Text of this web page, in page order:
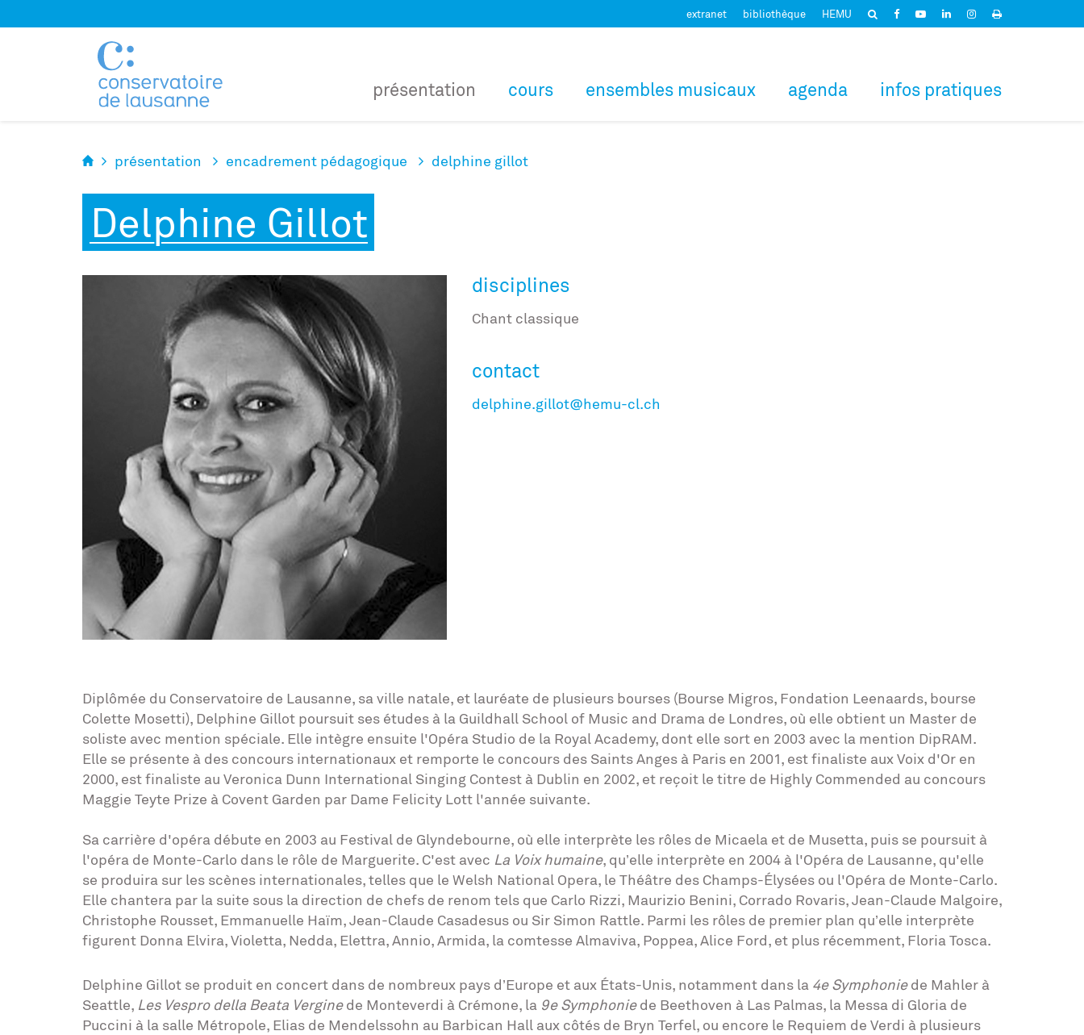
extranet bibliothèque HEMU
présentation cours ensembles musicaux agenda infos pratiques
présentation encadrement pédagogique delphine gillot
Delphine Gillot
disciplines
Chant classique
contact
delphine.gillot@hemu-cl.ch
Diplômée du Conservatoire de Lausanne, sa ville natale, et lauréate de plusieurs bourses (Bourse Migros, Fondation Leenaards, bourse
Colette Mosetti), Delphine Gillot poursuit ses études à la Guildhall School of Music and Drama de Londres, où elle obtient un Master de
soliste avec mention spéciale. Elle intègre ensuite l'Opéra Studio de la Royal Academy, dont elle sort en 2003 avec la mention DipRAM.
Elle se présente à des concours internationaux et remporte le concours des Saints Anges à Paris en 2001, est finaliste aux Voix d'Or en
2000, est finaliste au Veronica Dunn International Singing Contest à Dublin en 2002, et reçoit le titre de Highly Commended au concours
Maggie Teyte Prize à Covent Garden par Dame Felicity Lott l'année suivante.
Sa carrière d'opéra débute en 2003 au Festival de Glyndebourne, où elle interprète les rôles de Micaela et de Musetta, puis se poursuit à
l'opéra de Monte-Carlo dans le rôle de Marguerite. C'est avec La Voix humaine, qu’elle interprète en 2004 à l'Opéra de Lausanne, qu'elle
se produira sur les scènes internationales, telles que le Welsh National Opera, le Théâtre des Champs-Élysées ou l'Opéra de Monte-Carlo.
Elle chantera par la suite sous la direction de chefs de renom tels que Carlo Rizzi, Maurizio Benini, Corrado Rovaris, Jean-Claude Malgoire,
Christophe Rousset, Emmanuelle Haïm, Jean-Claude Casadesus ou Sir Simon Rattle. Parmi les rôles de premier plan qu’elle interprète
figurent Donna Elvira, Violetta, Nedda, Elettra, Annio, Armida, la comtesse Almaviva, Poppea, Alice Ford, et plus récemment, Floria Tosca.
Delphine Gillot se produit en concert dans de nombreux pays d’Europe et aux États-Unis, notamment dans la 4e Symphoniede Mahler à
Seattle, Les Vespro della Beata Verginede Monteverdi à Crémone, la 9e Symphoniede Beethoven à Las Palmas, la Messa di Gloria de
Puccini à la salle Métropole, Elias de Mendelssohn au Barbican Hall aux côtés de Bryn Terfel, ou encore le Requiem de Verdi à plusieurs